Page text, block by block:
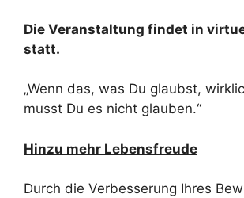
Die Veranstaltung findet in
statt.
„Wenn das, was Du glaubst,
musst Du es nicht glauben.“
Hinzu mehr Lebensfreude
Durch die Verbesserung Ihres